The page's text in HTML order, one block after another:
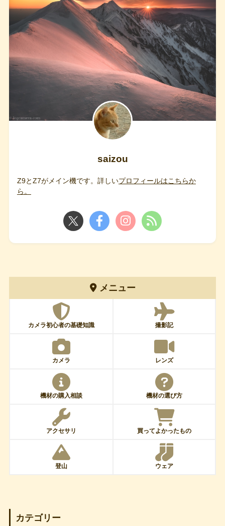
saizou
Z9とZ7がメイン機です。詳しいプロフィールはこちらか
ら。
メニュー
カメラ初心者の基礎知識 撮影記
カメラ レンズ
機材の購入相談 機材の選び方
アクセサリ 買ってよかったもの
登山 ウェア
カテゴリー